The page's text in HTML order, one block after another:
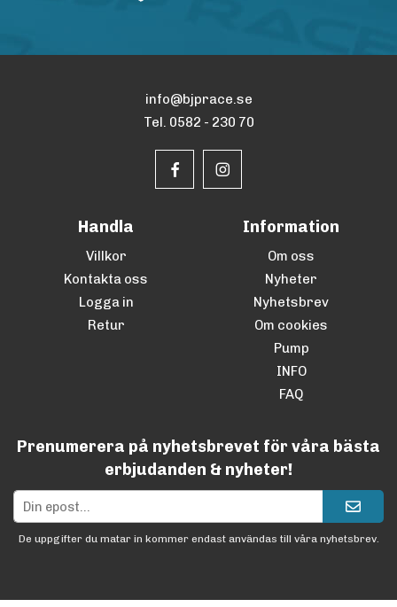
info@bjprace.se
Tel. 0582 - 230 70
Handla
Villkor
Kontakta oss
Logga in
Retur
Information
Om oss
Nyheter
Nyhetsbrev
Om cookies
Pump
INFO
FAQ
Prenumerera på nyhetsbrevet för våra bästa
erbjudanden & nyheter!
De uppgifter du matar in kommer endast användas till våra nyhetsbrev.